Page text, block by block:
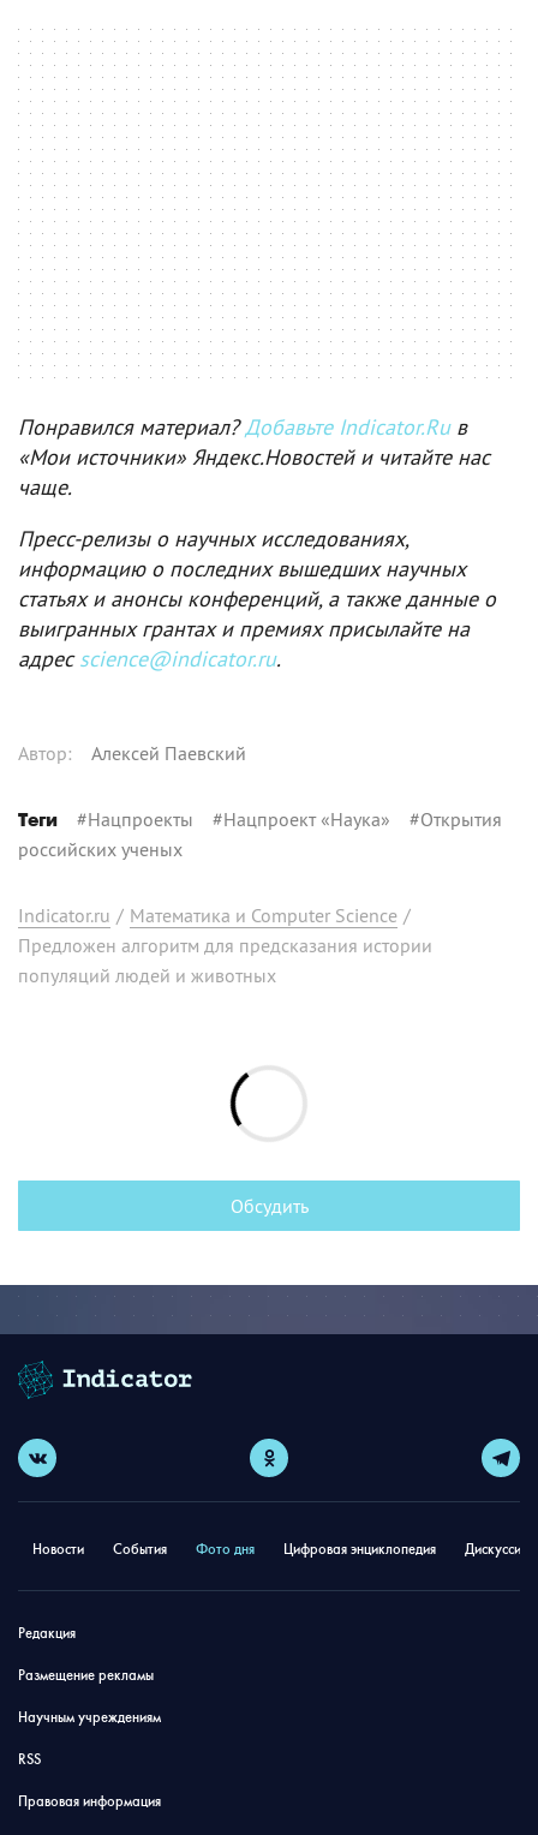
Понравился материал?Добавьте Indicator.Ruв
«Мои источники» Яндекс.Новостей и читайте нас
чаще.
Пресс-релизы о научных исследованиях,
информацию о последних вышедших научных
статьях и анонсы конференций, а также данные о
выигранных грантах и премиях присылайте на
адресscience@indicator.ru.
Автор: Алексей Паевский
Теги #Нацпроекты #Нацпроект «Наука» #Открытия
российских ученых
Indicator.ru / Математика и Computer Science /
Предложен алгоритм для предсказания истории
популяций людей и животных
Обсудить
Новости События Фото дня Цифровая энциклопедия
Редакция
Размещение рекламы
Научным учреждениям
RSS
Правовая информация